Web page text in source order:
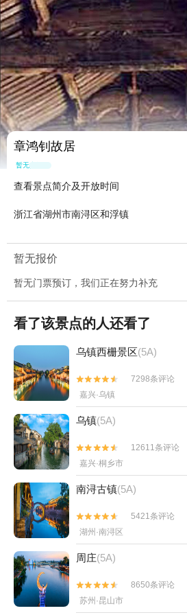
章鸿钊故居
暂无点评
查看景点简介及开放时间
浙江省湖州市南浔区和浮镇
暂无报价
暂无门票预订，我们正在努力补充
看了该景点的人还看了
乌镇西栅景区(5A)


7298条评论
嘉兴·乌镇
乌镇(5A)


12611条评论
嘉兴·桐乡市
南浔古镇(5A)


5421条评论
湖州·南浔区
周庄(5A)


8650条评论
苏州·昆山市
